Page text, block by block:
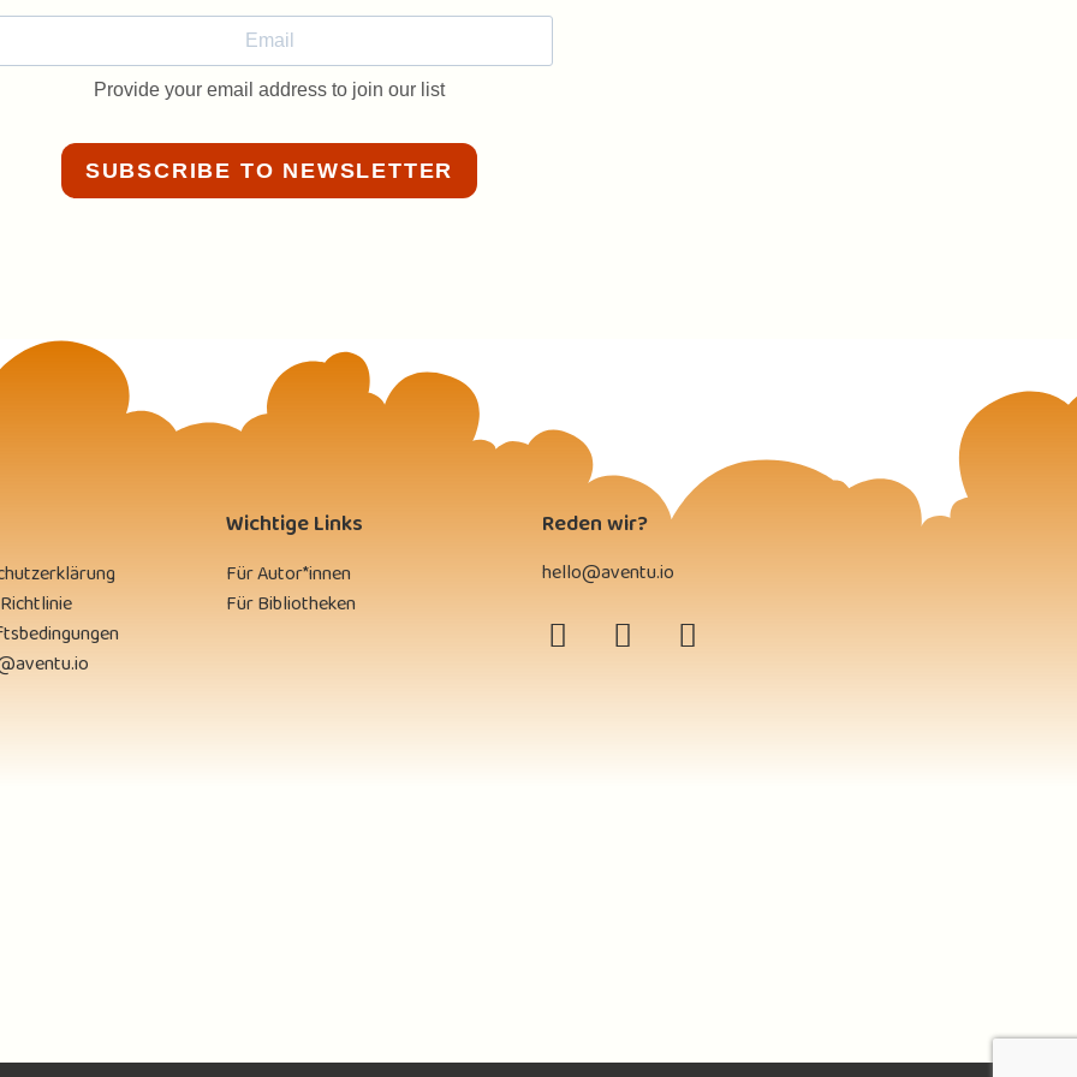
fürApple- und Android-Geräte geeignet.
Provide your email address to join our list
SUBSCRIBE TO NEWSLETTER
Wichtige Links
Für Autor*innen
Für Bibliotheken
Reden wir?
hello@aventu.io